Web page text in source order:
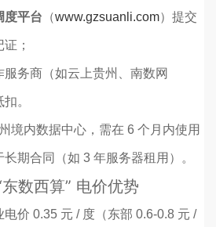
度平台 （www.gzsuanli.com）提交
；
务商（如云上贵州、南数网
。
境内数据中心，需在 6 个月内使用
期合同（如 3 年服务器租用）。
数西算” 电价优势
电价 0.35 元 / 度（东部 0.6-0.8 元 /